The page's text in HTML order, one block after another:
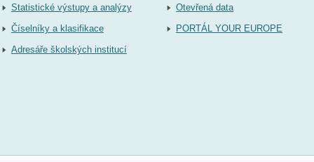
Statistické výstupy a analýzy
Číselníky a klasifikace
Adresáře školských institucí
Otevřená data
PORTÁL YOUR EUROPE